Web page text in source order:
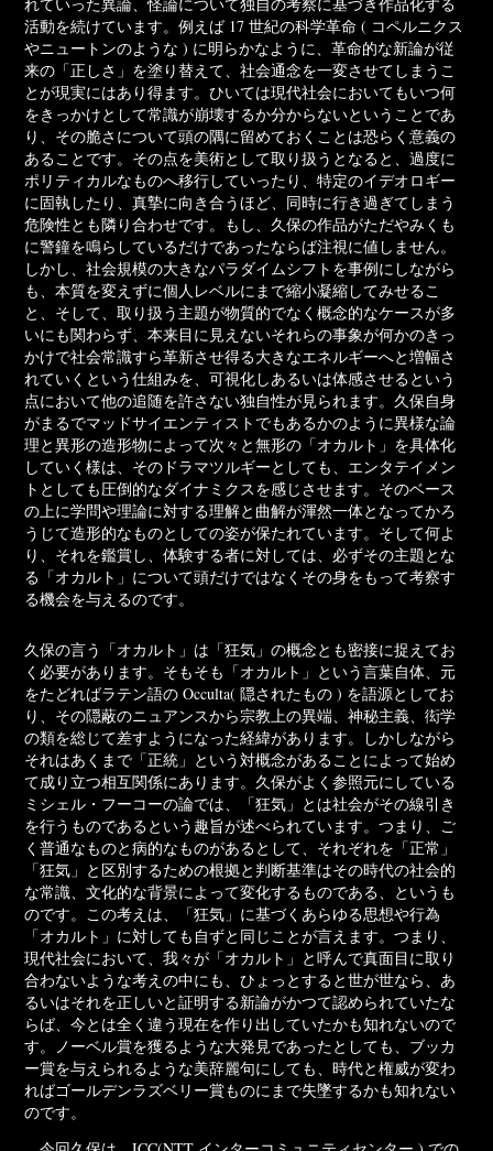
活動を続けています。例えば 17 世紀の科学革命 ( コペルニクス
やニュートンのような ) に明らかなように、革命的な新論が従
来の「正しさ」を塗り替えて、社会通念を一変させてしまうこ
とが現実にはあり得ます。ひいては現代社会においてもいつ何
をきっかけとして常識が崩壊するか分からないということであ
り、その脆さについて頭の隅に留めておくことは恐らく意義の
あることです。その点を美術として取り扱うとなると、過度に
ポリティカルなものへ移行していったり、特定のイデオロギー
に固執したり、真摯に向き合うほど、同時に行き過ぎてしまう
危険性とも隣り合わせです。もし、久保の作品がただやみくも
に警鐘を鳴らしているだけであったならば注視に値しません。
しかし、社会規模の大きなパラダイムシフトを事例にしながら
も、本質を変えずに個人レベルにまで縮小凝縮してみせるこ
と、そして、取り扱う主題が物質的でなく概念的なケースが多
いにも関わらず、本来目に見えないそれらの事象が何かのきっ
かけで社会常識すら革新させ得る大きなエネルギーへと増幅さ
れていくという仕組みを、可視化しあるいは体感させるという
点において他の追随を許さない独自性が見られます。久保自身
がまるでマッドサイエンティストでもあるかのように異様な論
理と異形の造形物によって次々と無形の「オカルト」を具体化
していく様は、そのドラマツルギーとしても、エンタテイメン
トとしても圧倒的なダイナミクスを感じさせます。そのベース
の上に学問や理論に対する理解と曲解が渾然一体となってかろ
うじて造形的なものとしての姿が保たれています。そして何よ
り、それを鑑賞し、体験する者に対しては、必ずその主題とな
る「オカルト」について頭だけではなくその身をもって考察す
る機会を与えるのです。
久保の言う「オカルト」は「狂気」の概念とも密接に捉えてお
く必要があります。そもそも「オカルト」という言葉自体、元
をたどればラテン語の Occulta( 隠されたもの ) を語源としてお
り、その隠蔽のニュアンスから宗教上の異端、神秘主義、衒学
の類を総じて差すようになった経緯があります。しかしながら
それはあくまで「正統」という対概念があることによって始め
て成り立つ相互関係にあります。久保がよく参照元にしている
ミシェル・フーコーの論では、「狂気」とは社会がその線引き
を行うものであるという趣旨が述べられています。つまり、ご
く普通なものと病的なものがあるとして、それぞれを「正常」
「狂気」と区別するための根拠と判断基準はその時代の社会的
な常識、文化的な背景によって変化するものである、というも
のです。この考えは、「狂気」に基づくあらゆる思想や行為
「オカルト」に対しても自ずと同じことが言えます。つまり、
現代社会において、我々が「オカルト」と呼んで真面目に取り
合わないような考えの中にも、ひょっとすると世が世なら、あ
るいはそれを正しいと証明する新論がかつて認められていたな
らば、今とは全く違う現在を作り出していたかも知れないので
す。ノーベル賞を獲るような大発見であったとしても、ブッカ
ー賞を与えられるような美辞麗句にしても、時代と権威が変わ
ればゴールデンラズベリー賞ものにまで失墜するかも知れない
のです。